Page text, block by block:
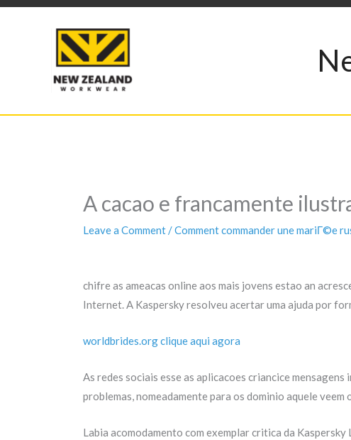
Skip
A cacao e francamente
Leave a Comment/Comment commander une mariГ©e
chifre as ameacas online aos mais jovens estao an
Internet. A Kaspersky resolveu acertar uma ajuda por
worldbrides.org clique aqui agora
As redes sociais esse as aplicacoes criancice
problemas, nomeadamente para os dominio aquele
Labia acomodamento com exemplar critica da